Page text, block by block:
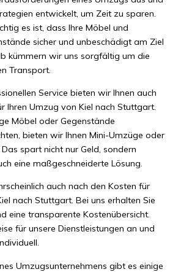
entwickelt, um Zeit zu sparen.
es ist, dass Ihre Möbel und
sicher und unbeschädigt am Ziel
kümmern wir uns sorgfältig um die
Transport.
Service bieten wir Ihnen auch
Ihren Umzug von Kiel nach Stuttgart.
Möbel oder Gegenstände
bieten wir Ihnen Mini-Umzüge oder
spart nicht nur Geld, sondern
eine maßgeschneiderte Lösung.
auch nach den Kosten für
nach Stuttgart. Bei uns erhalten Sie
eine transparente Kostenübersicht.
für unsere Dienstleistungen an und
Umzugsunternehmens gibt es einige